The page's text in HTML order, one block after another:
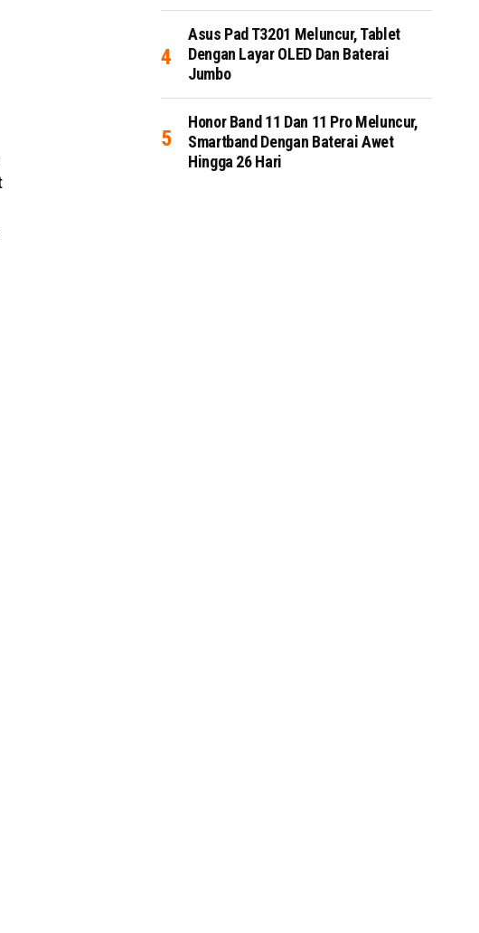
Asus Pad T3201 Meluncur, Tablet
Dengan Layar OLED Dan Baterai
Jumbo
Honor Band 11 Dan 11 Pro Meluncur,
Smartband Dengan Baterai Awet
Hingga 26 Hari